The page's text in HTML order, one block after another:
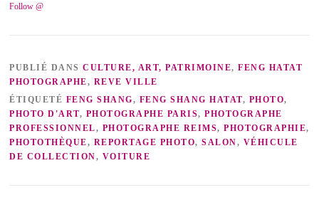
Follow @
PUBLIÉ DANSCULTURE, ART, PATRIMOINE,FENG HATAT
PHOTOGRAPHE, REVE VILLE
ÉTIQUETÉ FENG SHANG, FENG SHANG HATAT, PHOTO,
PHOTO D'ART, PHOTOGRAPHE PARIS,PHOTOGRAPHE
PROFESSIONNEL, PHOTOGRAPHE REIMS,PHOTOGRAPHIE,
PHOTOTHÈQUE, REPORTAGE PHOTO,SALON, VÉHICULE
DE COLLECTION, VOITURE